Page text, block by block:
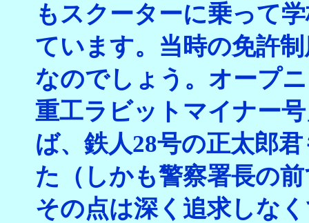
もスクーターに乗って
ています。当時の免許
なのでしょう。オープ
重工ラビットマイナー
ば、鉄人28号の正太郎
た（しかも警察署長の
その点は深く追求しな